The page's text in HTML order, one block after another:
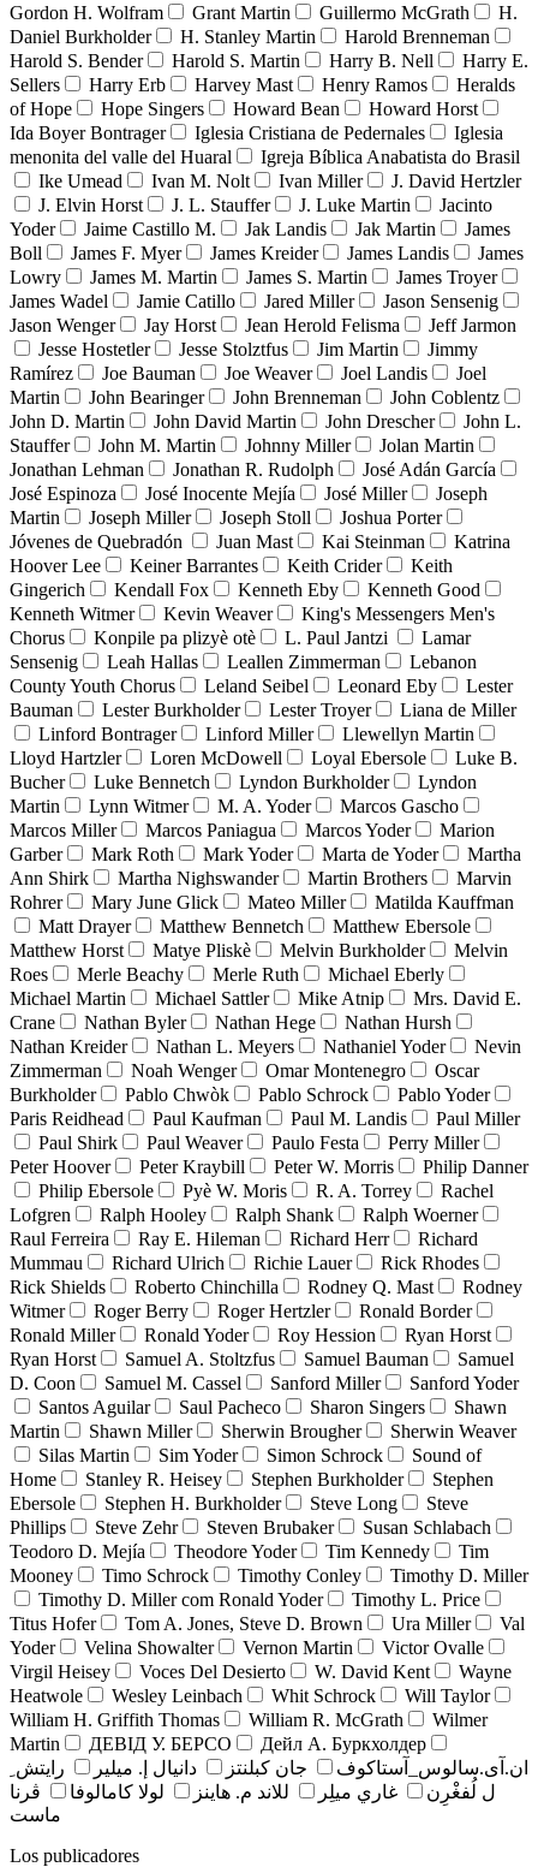
Gordon H. Wolfram Grant Martin Guillermo McGrath
H.
Daniel Burkholder
H. Stanley Martin
Harold Brenneman
Harold S. Bender
Harold S. Martin Harry B. Nell
Harry E.
Sellers
Harry Erb Harvey Mast Henry Ramos
Heralds
of Hope
Hope Singers Howard Bean
Howard Horst
Ida Boyer Bontrager
Iglesia Cristiana de Pedernales
Iglesia
menonita del valle del Huaral
Igreja Bíblica Anabatista do Brasil
Ike Umead
Ivan M. Nolt Ivan Miller
J. David Hertzler
J. Elvin Horst
J. L. Stauffer J. Luke Martin
Jacinto
Yoder
Jaime Castillo M. Jak Landis Jak Martin
James
Boll
James F. Myer James Kreider James Landis
James
Lowry
James M. Martin James S. Martin
James Troyer
James Wadel
Jamie Catillo Jared Miller
Jason Sensenig
Jason Wenger
Jay Horst Jean Herold Felisma
Jeff Jarmon
Jesse Hostetler
Jesse Stolztfus Jim Martin
Jimmy
Ramírez
Joe Bauman Joe Weaver Joel Landis
Joel
Martin
John Bearinger John Brenneman
John Coblentz
John D. Martin
John David Martin John Drescher
John L.
Stauffer
John M. Martin Johnny Miller
Jolan Martin
Jonathan Lehman
Jonathan R. Rudolph
José Adán García
José Espinoza
José Inocente Mejía José Miller
Joseph
Martin
Joseph Miller Joseph Stoll
Joshua Porter
Jóvenes de Quebradón
Juan Mast Kai Steinman
Katrina
Hoover Lee
Keiner Barrantes Keith Crider
Keith
Gingerich
Kendall Fox Kenneth Eby
Kenneth Good
Kenneth Witmer
Kevin Weaver
King's Messengers Men's
Chorus
Konpile pa plizyè otè L. Paul Jantzi
Lamar
Sensenig
Leah Hallas Leallen Zimmerman
Lebanon
County Youth Chorus
Leland Seibel Leonard Eby
Lester
Bauman
Lester Burkholder Lester Troyer
Liana de Miller
Linford Bontrager
Linford Miller
Llewellyn Martin
Lloyd Hartzler
Loren McDowell Loyal Ebersole
Luke B.
Bucher
Luke Bennetch Lyndon Burkholder
Lyndon
Martin
Lynn Witmer M. A. Yoder
Marcos Gascho
Marcos Miller
Marcos Paniagua Marcos Yoder
Marion
Garber
Mark Roth Mark Yoder Marta de Yoder
Martha
Ann Shirk
Martha Nighswander Martin Brothers
Marvin
Rohrer
Mary June Glick Mateo Miller
Matilda Kauffman
Matt Drayer
Matthew Bennetch
Matthew Ebersole
Matthew Horst
Matye Pliskè Melvin Burkholder
Melvin
Roes
Merle Beachy Merle Ruth
Michael Eberly
Michael Martin
Michael Sattler Mike Atnip
Mrs. David E.
Crane
Nathan Byler Nathan Hege
Nathan Hursh
Nathan Kreider
Nathan L. Meyers Nathaniel Yoder
Nevin
Zimmerman
Noah Wenger Omar Montenegro
Oscar
Burkholder
Pablo Chwòk Pablo Schrock
Pablo Yoder
Paris Reidhead
Paul Kaufman Paul M. Landis
Paul Miller
Paul Shirk
Paul Weaver Paulo Festa
Perry Miller
Peter Hoover
Peter Kraybill Peter W. Morris
Philip Danner
Philip Ebersole
Pyè W. Moris R. A. Torrey
Rachel
Lofgren
Ralph Hooley Ralph Shank
Ralph Woerner
Raul Ferreira
Ray E. Hileman Richard Herr
Richard
Mummau
Richard Ulrich Richie Lauer
Rick Rhodes
Rick Shields
Roberto Chinchilla Rodney Q. Mast
Rodney
Witmer
Roger Berry Roger Hertzler
Ronald Border
Ronald Miller
Ronald Yoder Roy Hession
Ryan Horst
Ryan Horst
Samuel A. Stoltzfus Samuel Bauman
Samuel
D. Coon
Samuel M. Cassel Sanford Miller
Sanford Yoder
Santos Aguilar
Saul Pacheco Sharon Singers
Shawn
Martin
Shawn Miller Sherwin Brougher
Sherwin Weaver
Silas Martin
Sim Yoder Simon Schrock
Sound of
Home
Stanley R. Heisey Stephen Burkholder
Stephen
Ebersole
Stephen H. Burkholder Steve Long
Steve
Phillips
Steve Zehr Steven Brubaker
Susan Schlabach
Teodoro D. Mejía
Theodore Yoder Tim Kennedy
Tim
Mooney
Timo Schrock Timothy Conley
Timothy D. Miller
Timothy D. Miller com Ronald Yoder
Timothy L. Price
Titus Hofer
Tom A. Jones, Steve D. Brown Ura Miller
Val
Yoder
Velina Showalter Vernon Martin
Victor Ovalle
Virgil Heisey
Voces Del Desierto W. David Kent
Wayne
Heatwole
Wesley Leinbach Whit Schrock
Will Taylor
William H. Griffith Thomas
William R. McGrath
Wilmer
Martin
ДЕВІД У. БЕРСО
Дейл А. Буркхолдер
ان.آی.سالوس_آستاکوف
جان کبلنتز دانيال إ. ميلير
رايتش ِ
ل لُفغْرِن
غاري ميلِر للاند م. هاينز لولا كامالوفا
ڤرنا
ماست
Los publicadores